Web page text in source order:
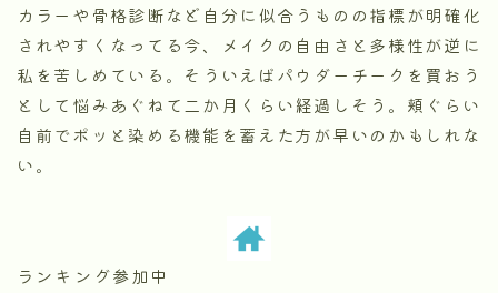
カラーや骨格診断など自分に似合うものの指標が明確化
されやすくなってる今、メイクの自由さと多様性が逆に
私を苦しめている。そういえばパウダーチークを買おう
として悩みあぐねて二か月くらい経過しそう。頬ぐらい
自前でポッと染める機能を蓄えた方が早いのかもしれな
い。
ランキング参加中